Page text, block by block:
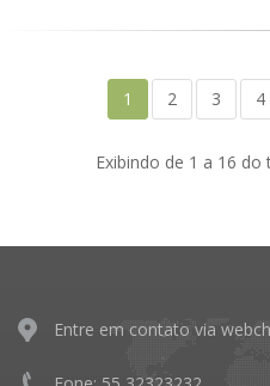
1 2 3 4
Exibindo de 1 a 16
Entre em contato via